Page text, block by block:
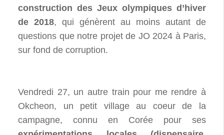
construction des Jeux olympiques d’hiver
de 2018, qui génèrent au moins autant de
questions que notre projet de JO 2024 à Paris,
sur fond de corruption.
Vendredi 27, un autre train pour me rendre à
Okcheon, un petit village au coeur de la
campagne, connu en Corée pour ses